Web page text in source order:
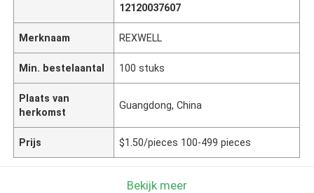
12120037607
Merknaam REXWELL
Min. bestelaantal 100 stuks
Plaats van
herkomst
Guangdong, China
Prijs $1.50/pieces 100-499 pieces
Bekijk meer